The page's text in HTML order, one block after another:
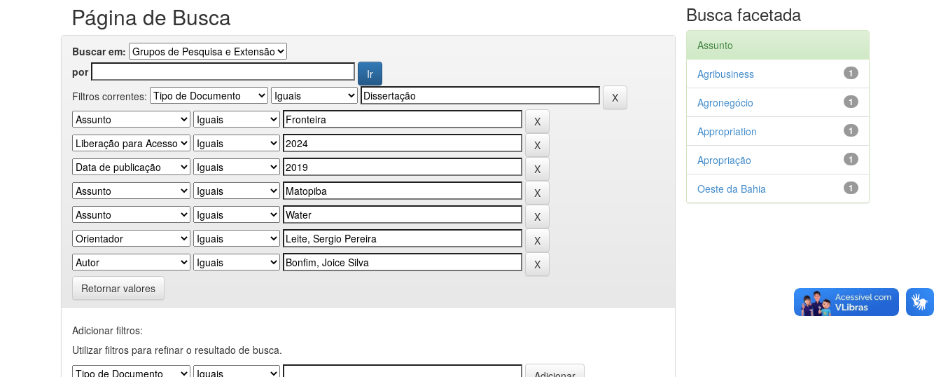
Página de Busca
Buscar em:
por
Filtros correntes:
Retornar valores
Adicionar filtros:
Utilizar filtros para refinar o resultado de busca.
Busca facetada
Assunto
1
Agribusiness
1
Agronegócio
1
Appropriation
1
Apropriação
1
Oeste da Bahia